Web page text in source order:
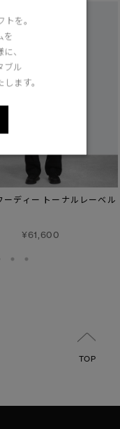
ーディー トーナルレーベル
¥61,600
TOP
を。
を
、
ブル
ます。